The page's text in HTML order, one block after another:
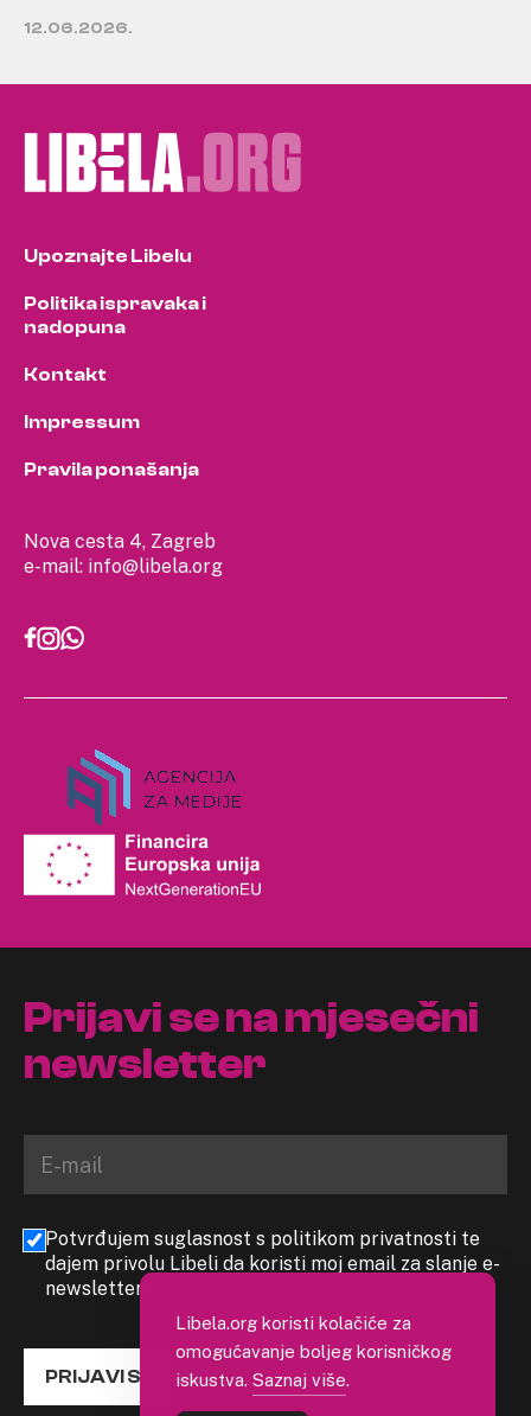
12.06.2026.
Nova cesta 4, Zagreb
e-mail: info@libela.org
Upoznajte Libelu
Politika ispravaka i
nadopuna
Kontakt
Impressum
Pravila ponašanja
Prijavi se na mjesečni
newsletter
Potvrđujem suglasnost s politikom privatnosti te
dajem privolu Libeli da koristi moj email za slanje e-
newslettera
PRIJAVI SE
Libela.org koristi kolačiće za
omogućavanje boljeg korisničkog
iskustva. Saznaj više.